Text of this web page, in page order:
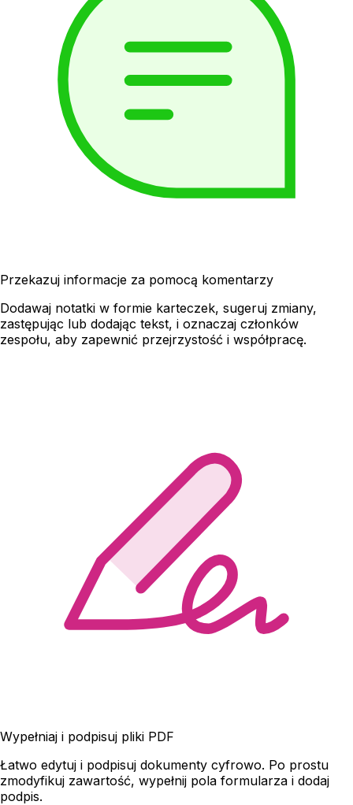
Przekazuj informacje za pomocą komentarzy
Dodawaj notatki w formie karteczek, sugeruj zmiany,
zastępując lub dodając tekst, i oznaczaj członków
zespołu, aby zapewnić przejrzystość i współpracę.
Wypełniaj i podpisuj pliki PDF
Łatwo edytuj i podpisuj dokumenty cyfrowo. Po prostu
zmodyfikuj zawartość, wypełnij pola formularza i dodaj
podpis.